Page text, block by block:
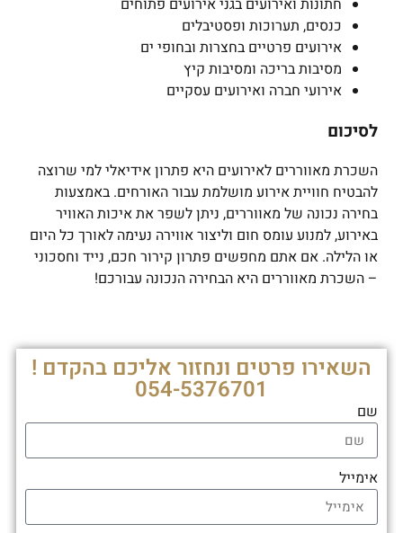
חתונות ואירועים בגני אירועים פתוחים
כנסים, תערוכות ופסטיבלים
אירועים פרטיים בחצרות ובחופי ים
מסיבות בריכה ומסיבות קיץ
אירועי חברה ואירועים עסקיים
לסיכום
השכרת מאווררים לאירועים היא פתרון אידיאלי למי שרוצה
להבטיח חוויית אירוע מושלמת עבור האורחים. באמצעות
בחירה נכונה של מאווררים, ניתן לשפר את איכות האוויר
באירוע, למנוע עומס חום וליצור אווירה נעימה לאורך כל היום
או הלילה. אם אתם מחפשים פתרון קירור חכם, נייד וחסכוני
– השכרת מאווררים היא הבחירה הנכונה עבורכם!
השאירו פרטים ונחזור אליכם בהקדם !
054-5376701
שם
אימייל